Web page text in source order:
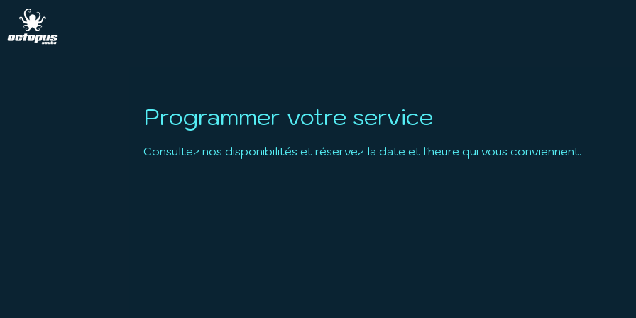
Programmer votre service
Consultez nos disponibilités et réservez la date et l'heure qui vous conviennent.